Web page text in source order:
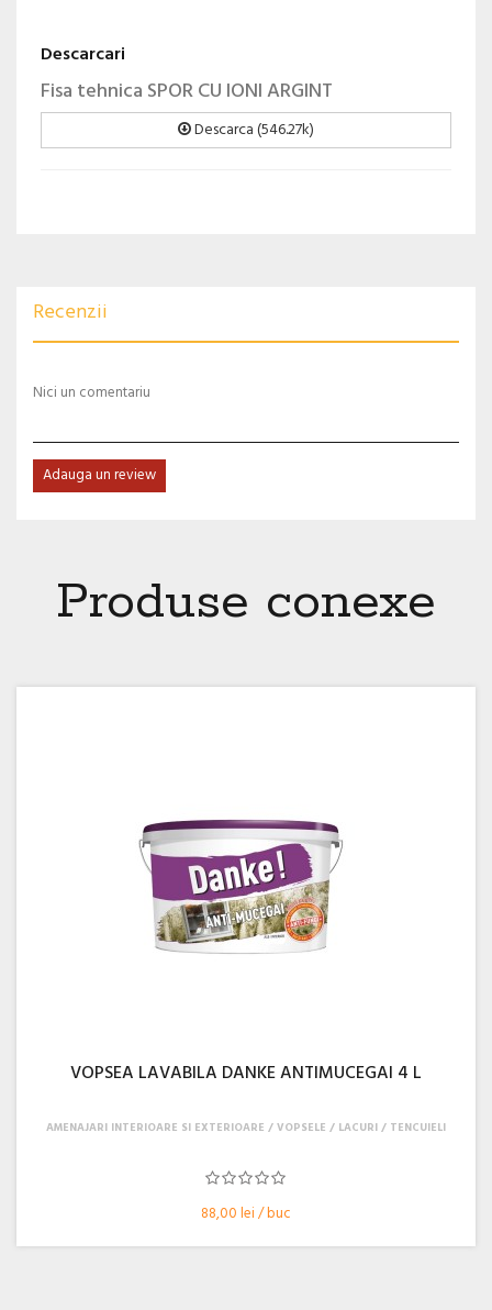
Descarcari
Fisa tehnica SPOR CU IONI ARGINT
Descarca (546.27k)
Recenzii
Nici un comentariu
Adauga un review
Produse conexe
VOPSEA LAVABILA DANKE ANTIMUCEGAI 4 L
88,00 lei / buc
AMENAJARI INTERIOARE SI EXTERIOARE VOPSELE / LACURI / TENCUIELI